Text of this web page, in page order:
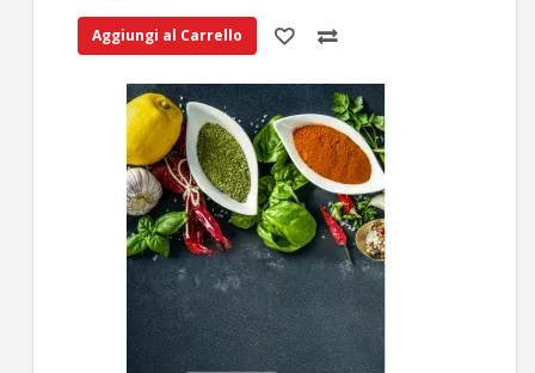
Aggiungi al Carrello